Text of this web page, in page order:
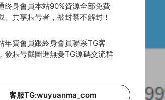
寵物區塊鏈源碼 寵物區塊鏈系統
終身會員本站90%資源全部免費
、共享賬号者，被封禁不解封！
年費會員跟終身會員聯系TG客
發賬号截圖進無憂TG源碼交流群
客服TG:wuyuanma_com